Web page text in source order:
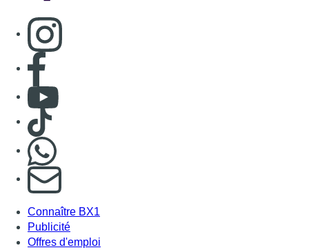
Consulter page Instagram
Consulter page Facebook
Consulter Youtube
Consulter TikTok
S'abonner à notre newsletter
Connaître BX1
Publicité
Offres d'emploi